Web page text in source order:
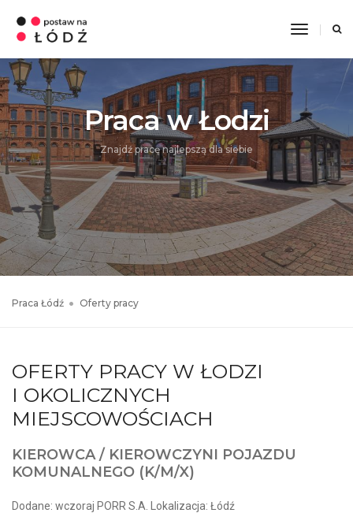
Toggle
Praca w Łodzi
Znajdź pracę najlepszą dla siebie
Praca Łódź Oferty pracy
OFERTY PRACY W ŁODZI
I OKOLICZNYCH
MIEJSCOWOŚCIACH
KIEROWCA / KIEROWCZYNI POJAZDU
KOMUNALNEGO (K/M/X)
Dodane: wczoraj PORR S.A. Lokalizacja: Łódź